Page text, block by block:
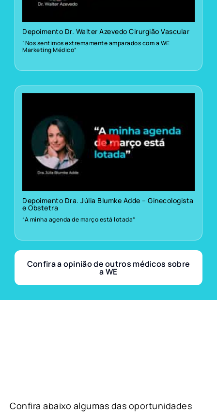
Depoimento Dr. Walter Azevedo Cirurgião Vascular
“Nos sentimos extremamente amparados com a WE
Marketing Médico”
Depoimento Dra. Júlia Blumke Adde – Ginecologista
e Obstetra
“A minha agenda de março está lotada”
Confira a opinião de outros médicos sobre
a WE
Confira abaixo algumas das oportunidades